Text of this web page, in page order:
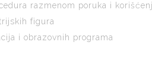
razmenom poruka i
figura
i obrazovnih programa